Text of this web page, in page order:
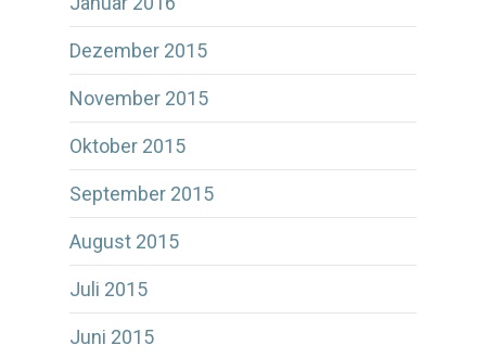
Dezember 2015
November 2015
Oktober 2015
September 2015
August 2015
Juli 2015
Juni 2015